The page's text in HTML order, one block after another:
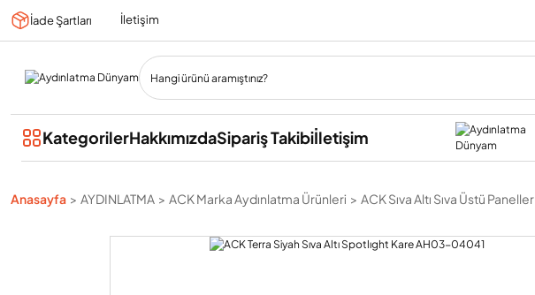
İade Şartları İletişim
KategorilerHakkımızdaSipariş Takibiİletişim
Anasayfa AYDINLATMA ACK Marka Aydınlatma Ürünleri ACK Sıva Altı Sıva Üstü Paneller